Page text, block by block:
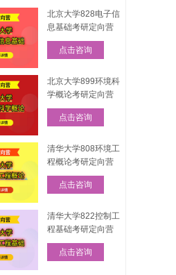
北京大学828电子信
息基础考研定向营
点击咨询
北京大学899环境科
学概论考研定向营
点击咨询
清华大学808环境工
程概论考研定向营
点击咨询
清华大学822控制工
程基础考研定向营
点击咨询